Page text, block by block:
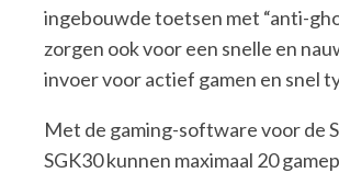
ingebouwde toetsen met “anti-
zorgen ook voor een snelle en
invoer voor actief gamen en snel
Met de gaming-software voor de
SGK30 kunnen maximaal 20